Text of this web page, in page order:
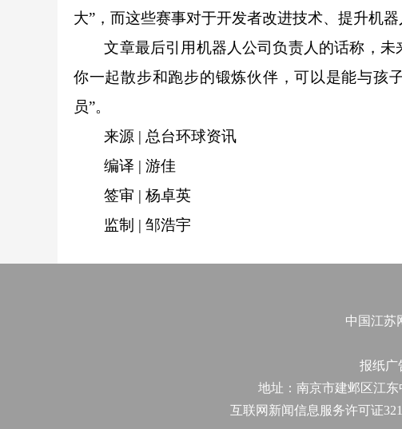
大”，而这些赛事对于开发者改进技术、提升机器
文章最后引用机器人公司负责人的话称，未
你一起散步和跑步的锻炼伙伴，可以是能与孩
员”。
来源 | 总台环球资讯
编译 | 游佳
签审 | 杨卓英
监制 | 邹浩宇
中国江苏
报纸广
地址：南京市建邺区江
互联网新闻信息服务许可证